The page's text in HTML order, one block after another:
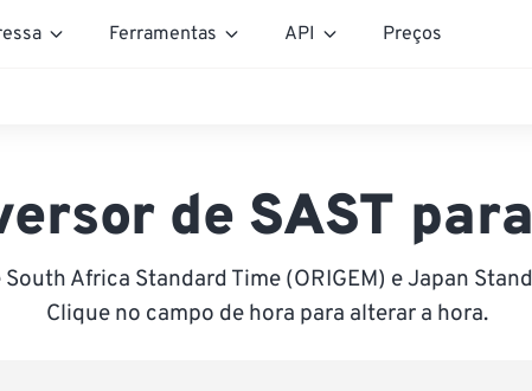
Ferramentas API Preços
de SAST
Africa Standard Time (ORIGEM) e Japan
Clique no campo de hora para alterar a hora.